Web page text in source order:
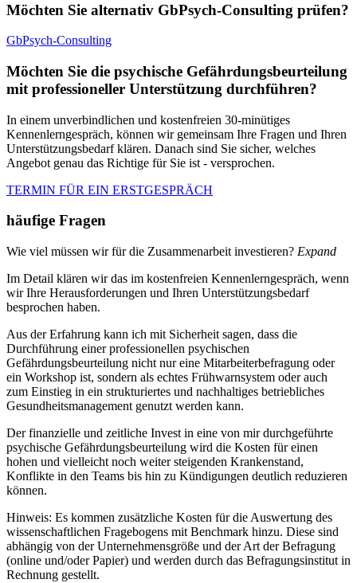
Möchten Sie alternativ GbPsych-Consulting prüfen?
GbPsych-Consulting
Möchten Sie die psychische Gefährdungsbeurteilung
mit professioneller Unterstützung durchführen?
In einem unverbindlichen und kostenfreien 30-minütiges
Kennenlerngespräch, können wir gemeinsam Ihre Fragen und Ihren
Unterstützungsbedarf klären. Danach sind Sie sicher, welches
Angebot genau das Richtige für Sie ist - versprochen.
TERMIN FÜR EIN ERSTGESPRÄCH
häufige Fragen
Wie viel müssen wir für die Zusammenarbeit investieren? Expand
Im Detail klären wir das im kostenfreien Kennenlerngespräch, wenn
wir Ihre Herausforderungen und Ihren Unterstützungsbedarf
besprochen haben.
Aus der Erfahrung kann ich mit Sicherheit sagen, dass die
Durchführung einer professionellen psychischen
Gefährdungsbeurteilung nicht nur eine Mitarbeiterbefragung oder
ein Workshop ist, sondern als echtes Frühwarnsystem oder auch
zum Einstieg in ein strukturiertes und nachhaltiges betriebliches
Gesundheitsmanagement genutzt werden kann.
Der finanzielle und zeitliche Invest in eine von mir durchgeführte
psychische Gefährdungsbeurteilung wird die Kosten für einen
hohen und vielleicht noch weiter steigenden Krankenstand,
Konflikte in den Teams bis hin zu Kündigungen deutlich reduzieren
können.
Hinweis: Es kommen zusätzliche Kosten für die Auswertung des
wissenschaftlichen Fragebogens mit Benchmark hinzu. Diese sind
abhängig von der Unternehmensgröße und der Art der Befragung
(online und/oder Papier) und werden durch das Befragungsinstitut in
Rechnung gestellt.